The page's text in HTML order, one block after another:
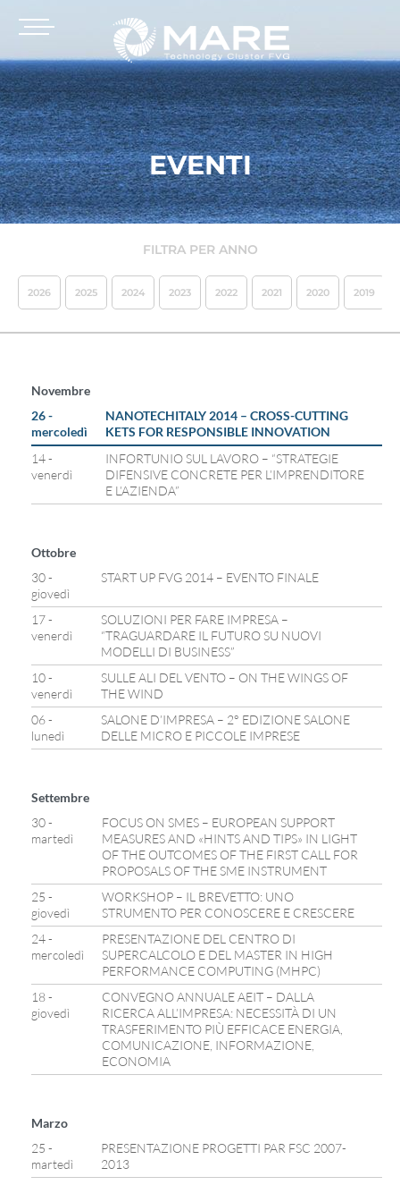
EVENTI
FILTRA PER ANNO
2026 2025 2024 2023 2022 2021 2020 2019
Novembre
26 -
mercoledì
NANOTECHITALY 2014 – CROSS-CUTTING
KETS FOR RESPONSIBLE INNOVATION
14 -
venerdì
INFORTUNIO SUL LAVORO – “STRATEGIE
DIFENSIVE CONCRETE PER L’IMPRENDITORE
E L’AZIENDA”
Ottobre
30 -
giovedì
START UP FVG 2014 – EVENTO FINALE
17 -
venerdì
SOLUZIONI PER FARE IMPRESA –
“TRAGUARDARE IL FUTURO SU NUOVI
MODELLI DI BUSINESS”
10 -
venerdì
SULLE ALI DEL VENTO – ON THE WINGS OF
THE WIND
06 -
lunedì
SALONE D’IMPRESA – 2° EDIZIONE SALONE
DELLE MICRO E PICCOLE IMPRESE
Settembre
30 -
martedì
FOCUS ON SMES – EUROPEAN SUPPORT
MEASURES AND «HINTS AND TIPS» IN LIGHT
OF THE OUTCOMES OF THE FIRST CALL FOR
PROPOSALS OF THE SME INSTRUMENT
25 -
giovedì
WORKSHOP – IL BREVETTO: UNO
STRUMENTO PER CONOSCERE E CRESCERE
24 -
mercoledì
PRESENTAZIONE DEL CENTRO DI
SUPERCALCOLO E DEL MASTER IN HIGH
PERFORMANCE COMPUTING (MHPC)
18 -
giovedì
CONVEGNO ANNUALE AEIT – DALLA
RICERCA ALL’IMPRESA: NECESSITÀ DI UN
TRASFERIMENTO PIÙ EFFICACE ENERGIA,
COMUNICAZIONE, INFORMAZIONE,
ECONOMIA
Marzo
25 -
martedì
PRESENTAZIONE PROGETTI PAR FSC 2007-
2013